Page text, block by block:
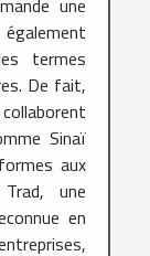
une
termes
De fait,
Sinaï
aux
une
en